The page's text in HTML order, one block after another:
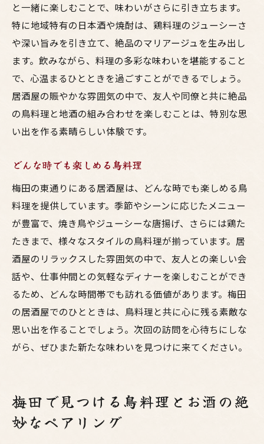
と一緒に楽しむことで、味わいがさらに引き立ちます。
特に地域特有の日本酒や焼酎は、鶏料理のジューシーさ
や深い旨みを引き立て、絶品のマリアージュを生み出し
ます。飲みながら、料理の多彩な味わいを堪能すること
で、心温まるひとときを過ごすことができるでしょう。
居酒屋の賑やかな雰囲気の中で、友人や同僚と共に絶品
の鳥料理と地酒の組み合わせを楽しむことは、特別な思
い出を作る素晴らしい体験です。
どんな時でも楽しめる鳥料理
梅田の東通りにある居酒屋は、どんな時でも楽しめる鳥
料理を提供しています。季節やシーンに応じたメニュー
が豊富で、焼き鳥やジューシーな唐揚げ、さらには鶏た
たきまで、様々なスタイルの鳥料理が揃っています。居
酒屋のリラックスした雰囲気の中で、友人との楽しい会
話や、仕事仲間との気軽なディナーを楽しむことができ
るため、どんな時間帯でも訪れる価値があります。梅田
の居酒屋でのひとときは、鳥料理と共に心に残る素敵な
思い出を作ることでしょう。次回の訪問を心待ちにしな
がら、ぜひまた新たな味わいを見つけに来てください。
梅田で見つける鳥料理とお酒の絶
妙なペアリング